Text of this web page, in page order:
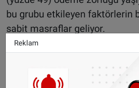
bu grubu etkileyen faktörlerin
sabit masraflar geliyor.
Yüksek gelirliler de
Enstitü raporunda geçimini
çekenler arasında yüksek
Reklam